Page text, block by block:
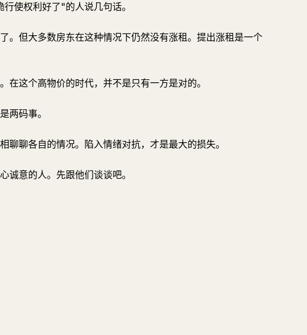
使权利好了"的人说几句话。
。但大多数房东在这种情况下仍然没有涨租。提出涨租是一个
在这个高物价的时代，并不是只有一方是对的。
两码事。
聊聊各自的情况。陷入情绪对抗，才是最大的损失。
诚意的人。先跟他们谈谈吧。